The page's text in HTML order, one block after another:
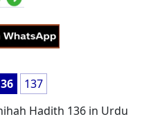
137
Hadith 136 in Urdu